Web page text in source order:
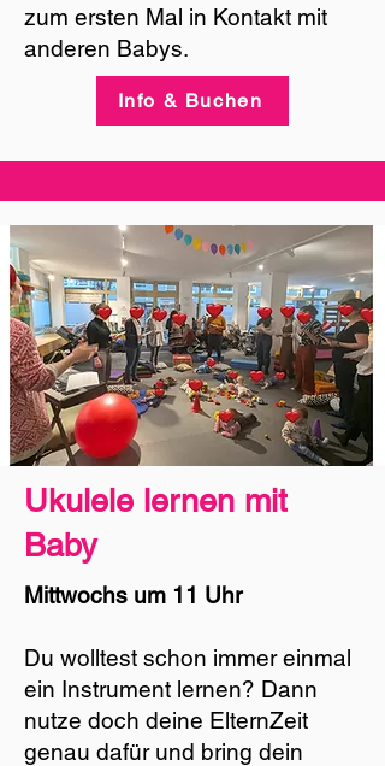
zum ersten Mal in Kontakt mit
anderen Babys.
Info & Buchen
Ukulele lernen mit
Baby
Mittwochs um 11 Uhr
Du wolltest schon immer einmal
ein Instrument lernen? Dann
nutze doch deine ElternZeit
genau dafür und bring dein